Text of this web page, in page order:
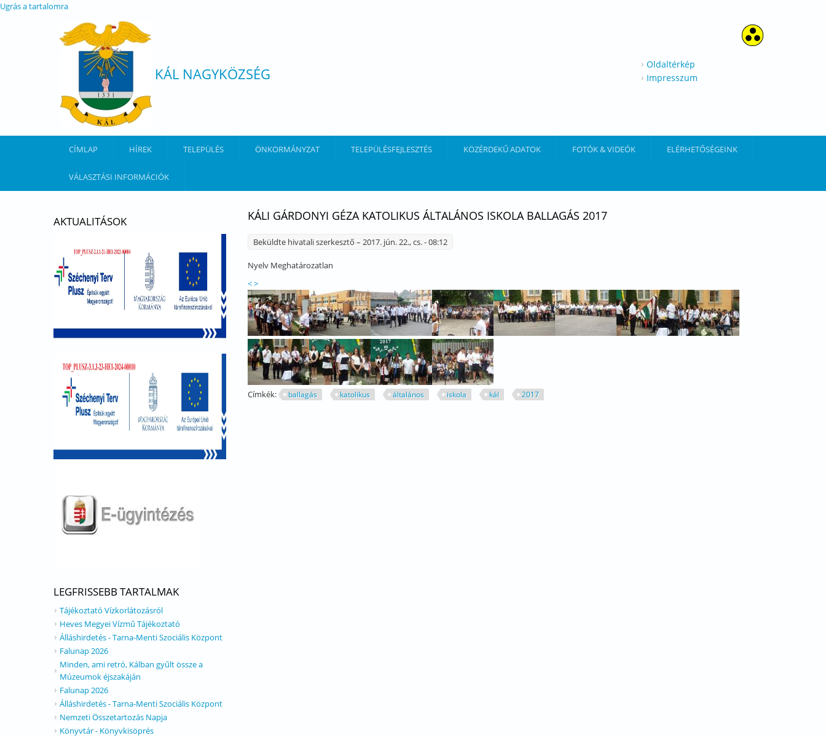
Ugrás a tartalomra
KÁL NAGYKÖZSÉG
Oldaltérkép
Impresszum
CÍMLAP HÍREK TELEPÜLÉS ÖNKORMÁNYZAT TELEPÜLÉSFEJLESZTÉS KÖZÉRDEKŰ ADATOK FOTÓK & VIDEÓK ELÉRHETŐSÉGEINK
VÁLASZTÁSI INFORMÁCIÓK
KÁLI GÁRDONYI GÉZA KATOLIKUS ÁLTALÁNOS ISKOLA BALLAGÁS 2017
Beküldte hivatali szerkesztő – 2017. jún. 22., cs. - 08:12
Nyelv Meghatározatlan
<>
Címkék: ballagás katolikus általános iskola kál 2017
AKTUALITÁSOK
LEGFRISSEBB TARTALMAK
Tájékoztató Vízkorlátozásról
Heves Megyei Vízmű Tájékoztató
Álláshirdetés - Tarna-Menti Szociális Központ
Falunap 2026
Minden, ami retró, Kálban gyűlt össze a
Múzeumok éjszakáján
Falunap 2026
Álláshirdetés - Tarna-Menti Szociális Központ
Nemzeti Összetartozás Napja
Könyvtár - Könyvkisöprés